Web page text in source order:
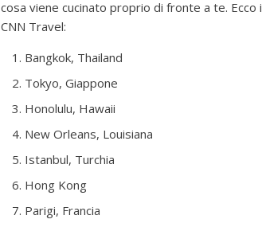
cosa viene cucinato proprio di fronte a te. Ecco i
CNN Travel:
Bangkok, Thailand
Tokyo, Giappone
Honolulu, Hawaii
New Orleans, Louisiana
Istanbul, Turchia
Hong Kong
Parigi, Francia